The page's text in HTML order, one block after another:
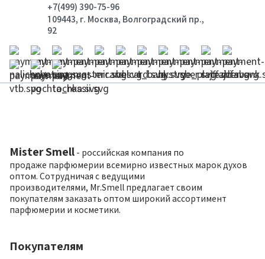
+7(499) 390-75-96
109443, г. Москва, Волгоградский пр.,
92
Mister Smell - российская компания по
продаже парфюмерии всемирно известных марок духов
оптом. Сотрудничая с ведущими
производителями, Mr.Smell предлагает своим
покупателям заказать оптом широкий ассортимент
парфюмерии и косметики.
Покупателям